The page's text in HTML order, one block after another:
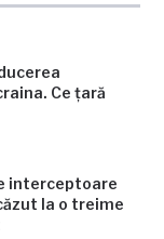
Ce țară
interceptoare
la o treime